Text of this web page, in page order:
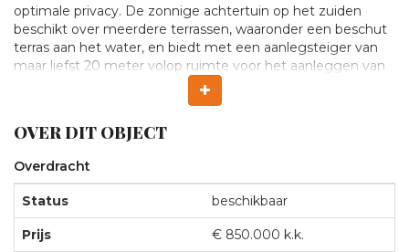
13,
LEEUWARDEN
optimale privacy. De zonnige achtertuin op het zuiden
beschikt over meerdere terrassen, waaronder een beschut
terras aan het water, en biedt met een aanlegsteiger van
maar liefst 20 meter volop ruimte voor het aanleggen van
een sloep of boot. Vanuit huis vaar je direct de Friese
De woning is volledig geïsoleerd, voorzien van 8
zonnepanelen en beschikt over energielabel A. Dankzij de
ruime opzet, praktische indeling en aanwezigheid van een
slaapkamer/werkkamer op de begane grond is dit een
Zuiderburen is een populaire woonwijk met diverse
OVER DIT OBJECT
Overdracht
Status beschikbaar
Prijs € 850.000 k.k.